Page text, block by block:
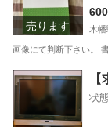
売ります 木幡
画像にて判断下さい。
京都 宇治市 木
状